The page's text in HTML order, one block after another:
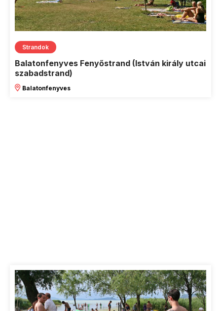
Strandok
Balatonfenyves Fenyőstrand (István király utcai
szabadstrand)
Balatonfenyves